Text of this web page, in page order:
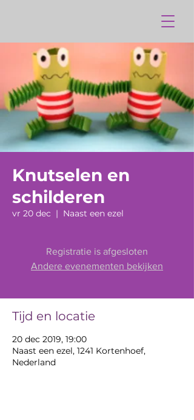
Knutselen en
schilderen
vr 20 dec
  |
Naast een ezel
Registratie is afgesloten
Andere evenementen bekijken
Tijd en locatie
20 dec 2019, 19:00
Naast een ezel, 1241 Kortenhoef,
Nederland